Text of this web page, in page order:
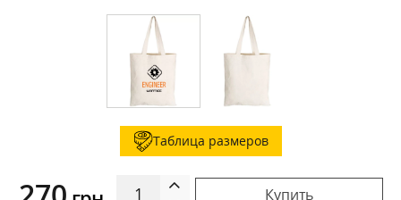
Таблица размеров
Купить